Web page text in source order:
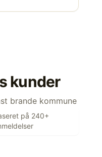
kunder
brande kommune
på 240+